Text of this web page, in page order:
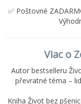
✅ Poštovné
Viac o
Autor bestselleru
převratné téma –
Kniha Život bez